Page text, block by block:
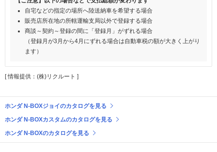
自宅などの指定の場所へ陸送納車を希望する場合
販売店所在地の所轄運輸支局以外で登録する場合
商談～契約～登録の間に「登録月」がずれる場合
（登録月が3月から4月にずれる場合は自動車税の額が大きく上がり
ます）
[ 情報提供：(株)リクルート ]
ホンダ N-BOXジョイのカタログを見る
ホンダ N-BOXカスタムのカタログを見る
ホンダ N-BOXのカタログを見る